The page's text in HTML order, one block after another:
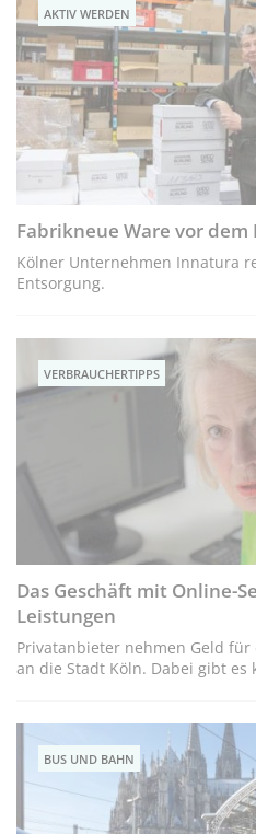
AKTIV WERDEN
Fabrikneue Ware vor
Kölner Unternehmen Innatura
Entsorgung.
VERBRAUCHERTIPPS
Das Geschäft mit Online-
Leistungen
Privatanbieter nehmen Geld
an die Stadt Köln. Dabei gibt
BUS UND BAHN